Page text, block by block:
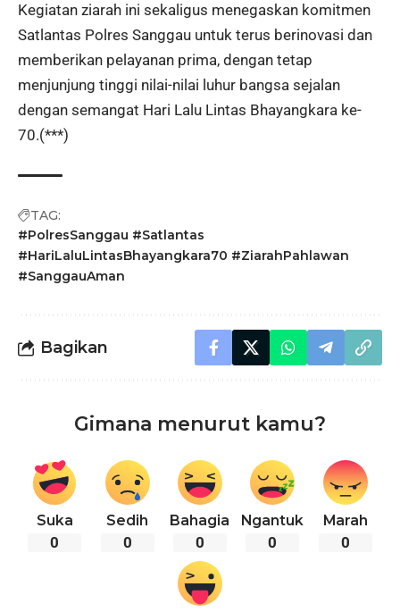
Kegiatan ziarah ini sekaligus menegaskan komitmen
Satlantas Polres Sanggau untuk terus berinovasi dan
memberikan pelayanan prima, dengan tetap
menjunjung tinggi nilai-nilai luhur bangsa sejalan
dengan semangat Hari Lalu Lintas Bhayangkara ke-
70.(***)
TAG:
#PolresSanggau #Satlantas
#HariLaluLintasBhayangkara70 #ZiarahPahlawan
#SanggauAman
Bagikan
Gimana menurut kamu?
Suka
0
Sedih
0
Bahagia
0
Ngantuk
0
Marah
0